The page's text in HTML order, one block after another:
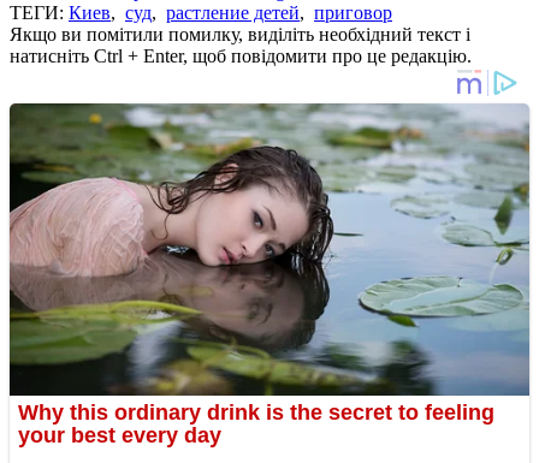
ТЕГИ: Киев, суд, растление детей, приговор
Якщо ви помітили помилку, виділіть необхідний текст і
натисніть Ctrl + Enter, щоб повідомити про це редакцію.